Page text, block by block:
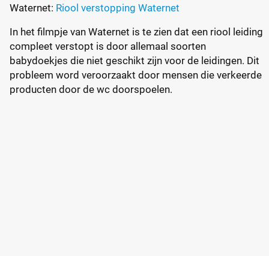
Waternet: Riool verstopping Waternet
In het filmpje van Waternet is te zien dat een riool leiding
compleet verstopt is door allemaal soorten
babydoekjes die niet geschikt zijn voor de leidingen. Dit
probleem word veroorzaakt door mensen die verkeerde
producten door de wc doorspoelen.